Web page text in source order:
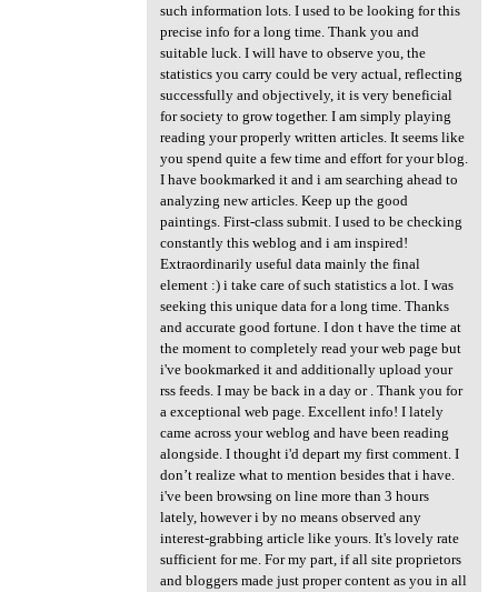
such information lots. I used to be looking for this
precise info for a long time. Thank you and
suitable luck. I will have to observe you, the
statistics you carry could be very actual, reflecting
successfully and objectively, it is very beneficial
for society to grow together. I am simply playing
reading your properly written articles. It seems like
you spend quite a few time and effort for your blog.
I have bookmarked it and i am searching ahead to
analyzing new articles. Keep up the good
paintings. First-class submit. I used to be checking
constantly this weblog and i am inspired!
Extraordinarily useful data mainly the final
element :) i take care of such statistics a lot. I was
seeking this unique data for a long time. Thanks
and accurate good fortune. I don t have the time at
the moment to completely read your web page but
i've bookmarked it and additionally upload your
rss feeds. I may be back in a day or . Thank you for
a exceptional web page. Excellent info! I lately
came across your weblog and have been reading
alongside. I thought i'd depart my first comment. I
don’t realize what to mention besides that i have.
i've been browsing on line more than 3 hours
lately, however i by no means observed any
interest-grabbing article like yours. It's lovely rate
sufficient for me. For my part, if all site proprietors
and bloggers made just proper content as you in all